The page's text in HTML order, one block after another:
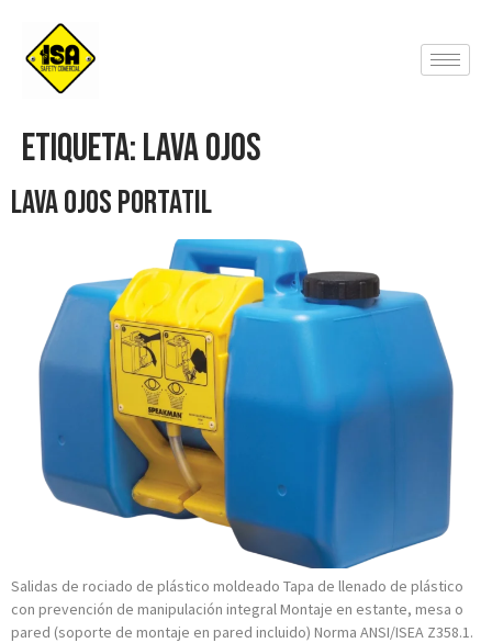
Etiqueta:Lava ojos
Lava Ojos Portatil
Salidas de rociado de plástico moldeado Tapa de llenado de plástico
con prevención de manipulación integral Montaje en estante, mesa o
pared (soporte de montaje en pared incluido) Norma ANSI/ISEA Z358.1.